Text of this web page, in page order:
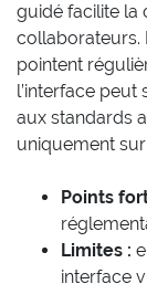
guidé facilite la
collaborateurs.
pointent
l’interface
aux standards
uniquement
Points
Limites :
interface